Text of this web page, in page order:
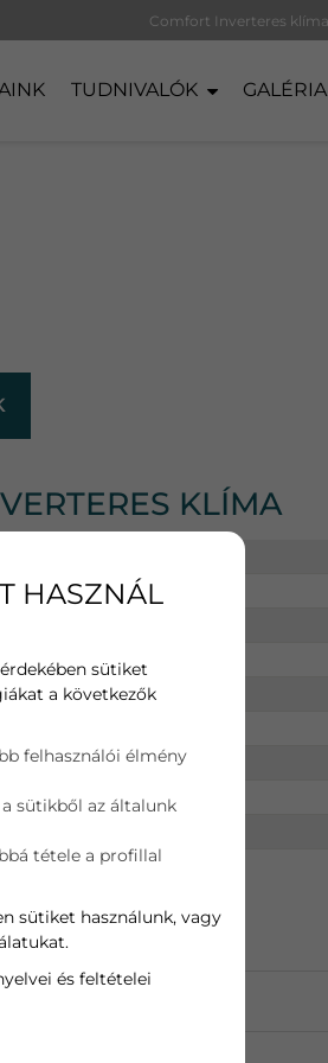
TUDNIVALÓK GALÉRIA
KLÍMA
HASZNÁL
sütiket
a következők
felhasználói élmény
sütikből az általunk
tétele a profillal
sütiket használunk, vagy
és feltételei